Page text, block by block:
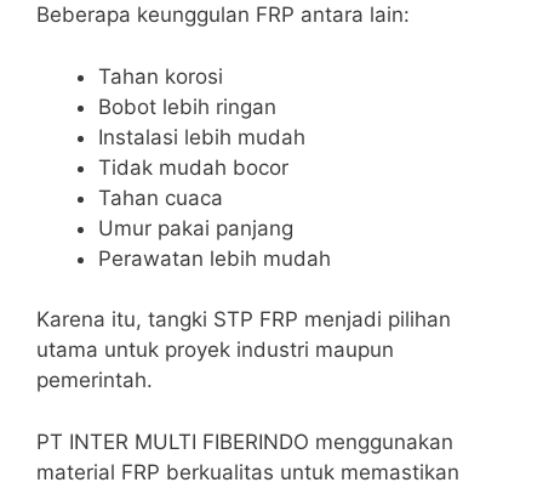
Beberapa keunggulan FRP antara lain:
Tahan korosi
Bobot lebih ringan
Instalasi lebih mudah
Tidak mudah bocor
Tahan cuaca
Umur pakai panjang
Perawatan lebih mudah
Karena itu, tangki STP FRP menjadi pilihan
utama untuk proyek industri maupun
pemerintah.
PT INTER MULTI FIBERINDO menggunakan
material FRP berkualitas untuk memastikan